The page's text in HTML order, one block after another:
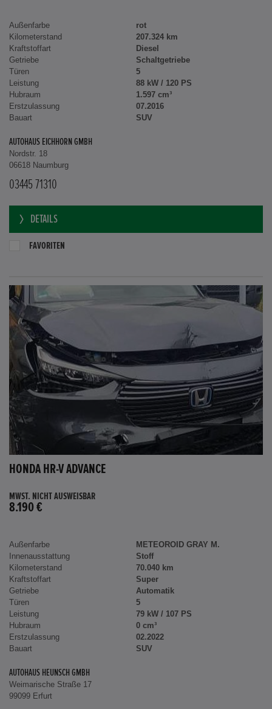
Außenfarbe
rot
Kilometerstand
207.324 km
Kraftstoffart
Diesel
Getriebe
Schaltgetriebe
Türen
5
Leistung
88 kW / 120 PS
Hubraum
1.597 cm³
Erstzulassung
07.2016
Bauart
SUV
AUTOHAUS EICHHORN GMBH
Nordstr. 18
06618 Naumburg
03445 71310
DETAILS
FAVORITEN
HONDA HR-V ADVANCE
MWST. NICHT AUSWEISBAR
8.190 €
Außenfarbe
METEOROID GRAY M.
Innenausstattung
Stoff
Kilometerstand
70.040 km
Kraftstoffart
Super
Getriebe
Automatik
Türen
5
Leistung
79 kW / 107 PS
Hubraum
0 cm³
Erstzulassung
02.2022
Bauart
SUV
AUTOHAUS HEUNSCH GMBH
Weimarische Straße 17
99099 Erfurt